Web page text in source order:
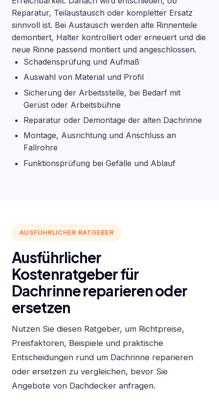
Reparatur, Teilaustausch oder kompletter Ersatz
sinnvoll ist. Bei Austausch werden alte Rinnenteile
demontiert, Halter kontrolliert oder erneuert und die
neue Rinne passend montiert und angeschlossen.
Schadensprüfung und Aufmaß
Auswahl von Material und Profil
Sicherung der Arbeitsstelle, bei Bedarf mit
Gerüst oder Arbeitsbühne
Reparatur oder Demontage der alten Dachrinne
Montage, Ausrichtung und Anschluss an
Fallrohre
Funktionsprüfung bei Gefälle und Ablauf
AUSFÜHRLICHER RATGEBER
Ausführlicher
Kostenratgeber für
Dachrinne reparieren oder
ersetzen
Nutzen Sie diesen Ratgeber, um Richtpreise,
Preisfaktoren, Beispiele und praktische
Entscheidungen rund um Dachrinne reparieren
oder ersetzen zu vergleichen, bevor Sie
Angebote von Dachdecker anfragen.